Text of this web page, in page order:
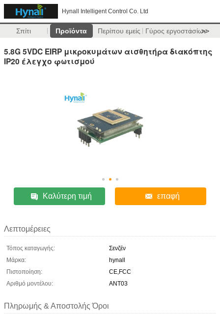
Hynall Intelligent Control Co. Ltd
Σπίτι Προϊόντα Περίπου εμείς Γύρος εργοστασίων
>>
5.8G 5VDC EIRP μικροκυμάτων αισθητήρα διακόπτης
IP20 έλεγχο φωτισμού
Καλύτερη τιμή επαφή
Λεπτομέρειες
Τόπος καταγωγής:
Σενζέν
Μάρκα:
hynall
Πιστοποίηση:
CE,FCC
Αριθμό μοντέλου:
ANT03
Πληρωμής & Αποστολής Όροι